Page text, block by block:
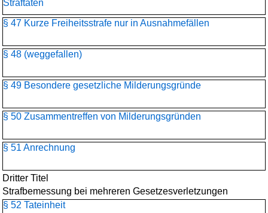
Straftaten
§ 47 Kurze Freiheitsstrafe nur in Ausnahmefällen
§ 48 (weggefallen)
§ 49 Besondere gesetzliche Milderungsgründe
§ 50 Zusammentreffen von Milderungsgründen
§ 51 Anrechnung
Dritter Titel
Strafbemessung bei mehreren Gesetzesverletzungen
§ 52 Tateinheit